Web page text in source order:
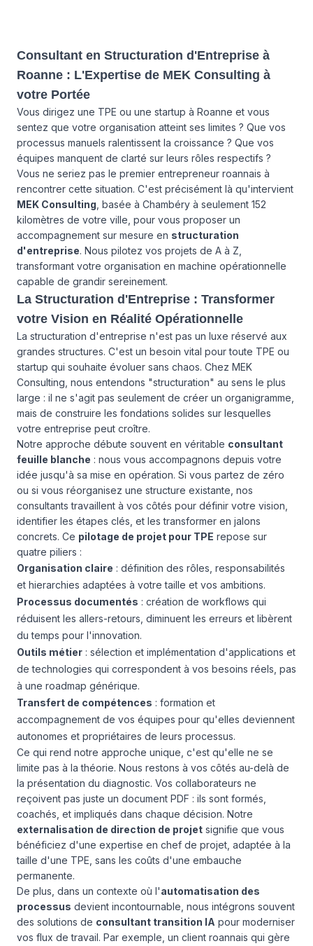
Consultant en Structuration d'Entreprise à
Roanne : L'Expertise de MEK Consulting à
votre Portée
Vous dirigez une TPE ou une startup à Roanne et vous
sentez que votre organisation atteint ses limites ? Que vos
processus manuels ralentissent la croissance ? Que vos
équipes manquent de clarté sur leurs rôles respectifs ?
Vous ne seriez pas le premier entrepreneur roannais à
rencontrer cette situation. C'est précisément là qu'intervient
MEK Consulting , basée à Chambéry à seulement 152
kilomètres de votre ville, pour vous proposer un
accompagnement sur mesure en structuration
d'entreprise. Nous pilotez vos projets de A à Z,
transformant votre organisation en machine opérationnelle
capable de grandir sereinement.
La Structuration d'Entreprise : Transformer
votre Vision en Réalité Opérationnelle
La structuration d'entreprise n'est pas un luxe réservé aux
grandes structures. C'est un besoin vital pour toute TPE ou
startup qui souhaite évoluer sans chaos. Chez MEK
Consulting, nous entendons "structuration" au sens le plus
large : il ne s'agit pas seulement de créer un organigramme,
mais de construire les fondations solides sur lesquelles
votre entreprise peut croître.
Notre approche débute souvent en véritable consultant
feuille blanche : nous vous accompagnons depuis votre
idée jusqu'à sa mise en opération. Si vous partez de zéro
ou si vous réorganisez une structure existante, nos
consultants travaillent à vos côtés pour définir votre vision,
identifier les étapes clés, et les transformer en jalons
concrets. Ce pilotage de projet pour TPE repose sur
quatre piliers :
Organisation claire : définition des rôles, responsabilités
et hierarchies adaptées à votre taille et vos ambitions.
Processus documentés : création de workflows qui
réduisent les allers-retours, diminuent les erreurs et libèrent
du temps pour l'innovation.
Outils métier : sélection et implémentation d'applications et
de technologies qui correspondent à vos besoins réels, pas
à une roadmap générique.
Transfert de compétences : formation et
accompagnement de vos équipes pour qu'elles deviennent
autonomes et propriétaires de leurs processus.
Ce qui rend notre approche unique, c'est qu'elle ne se
limite pas à la théorie. Nous restons à vos côtés au-delà de
la présentation du diagnostic. Vos collaborateurs ne
reçoivent pas juste un document PDF : ils sont formés,
coachés, et impliqués dans chaque décision. Notre
externalisation de direction de projet signifie que vous
bénéficiez d'une expertise en chef de projet, adaptée à la
taille d'une TPE, sans les coûts d'une embauche
permanente.
De plus, dans un contexte où l'automatisation des
processus devient incontournable, nous intégrons souvent
des solutions de consultant transition IA pour moderniser
vos flux de travail. Par exemple, un client roannais qui gère